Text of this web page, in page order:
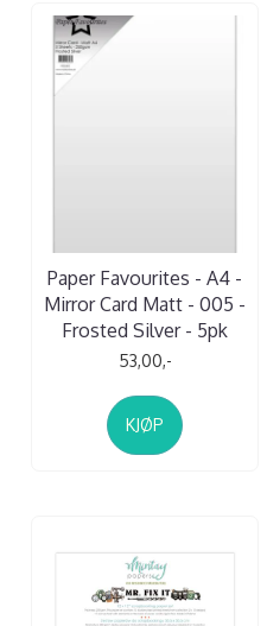
Paper Favourites - A4 -
Mirror Card Matt - 005 -
Frosted Silver - 5pk
53,00,-
KJØP